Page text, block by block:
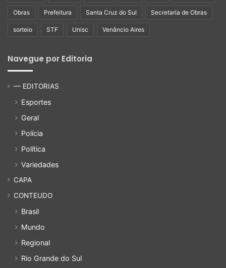
Obras Prefeitura Santa Cruz do Sul Secretaria de Obras
sorteio STF Unisc Venâncio Aires
Navegue por Editoria
— EDITORIAS
Esportes
Geral
Polícia
Política
Variedades
CAPA
CONTEUDO
Brasil
Mundo
Regional
Rio Grande do Sul